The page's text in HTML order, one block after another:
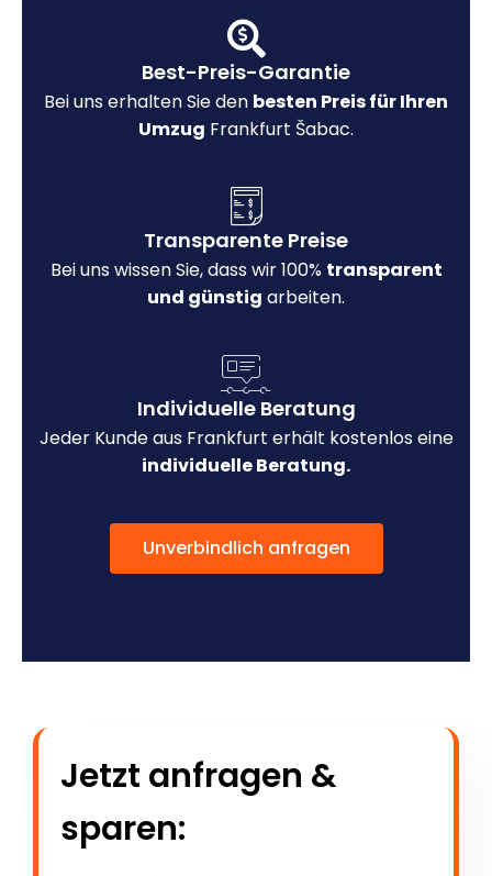
Best-Preis-Garantie
Bei uns erhalten Sie den besten Preis für Ihren
Umzug Frankfurt Šabac.
Transparente Preise
Bei uns wissen Sie, dass wir 100% transparent
und günstig arbeiten.
Individuelle Beratung
Jeder Kunde aus Frankfurt erhält kostenlos eine
individuelle Beratung.
Unverbindlich anfragen
Jetzt anfragen &
sparen: